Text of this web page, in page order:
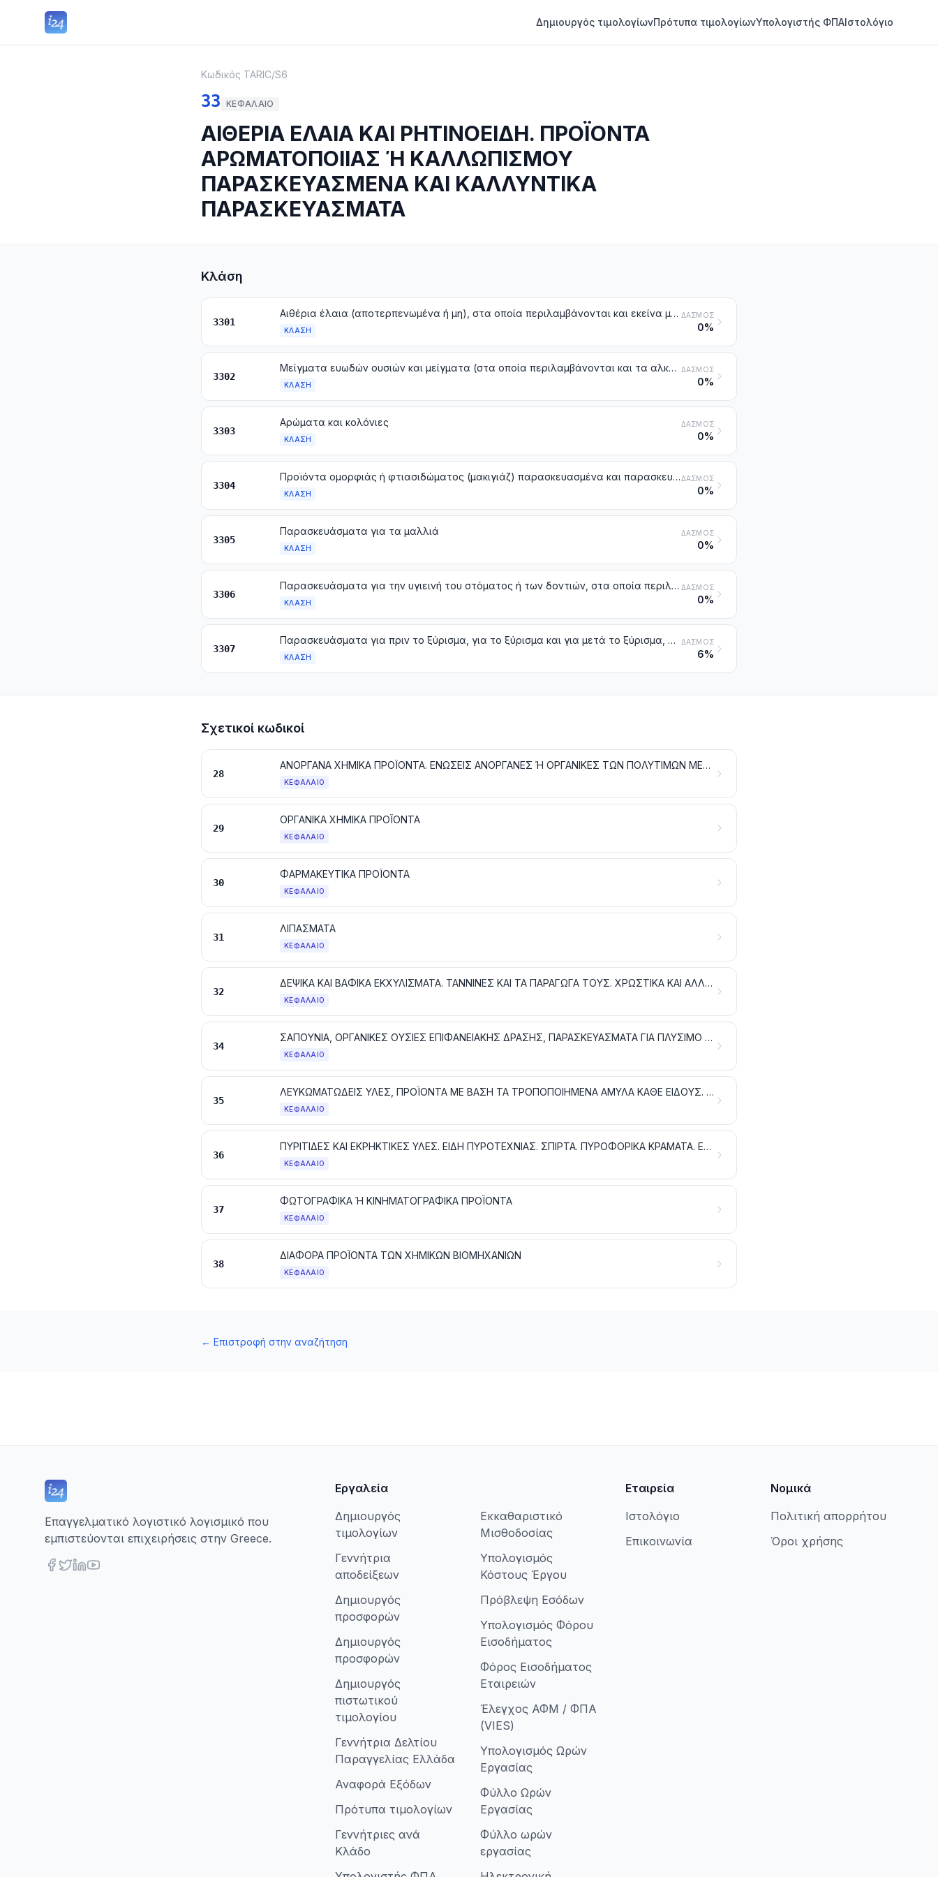
Δημιουργός τιμολογίωνΠρότυπα τιμολογίωνΥπολογιστής ΦΠΑΙστολόγιο
Κωδικός TARIC/S6
33 ΚΕΦΆΛΑΙΟ
ΑΙΘΕΡΙΑ ΕΛΑΙΑ ΚΑΙ ΡΗΤΙΝΟΕΙΔΗ. ΠΡΟΪΟΝΤΑ
ΑΡΩΜΑΤΟΠΟΙΙΑΣ Ή ΚΑΛΛΩΠΙΣΜΟΥ
ΠΑΡΑΣΚΕΥΑΣΜΕΝΑ ΚΑΙ ΚΑΛΛΥΝΤΙΚΑ
ΠΑΡΑΣΚΕΥΑΣΜΑΤΑ
Κλάση
3301
Αιθέρια έλαια (αποτερπενωμένα ή μη), στα οποία περιλαμβάνονται και εκείνα με την ονομασία «πηγμένα» ή «απόλυτα». Ρητινοειδή. Εκχυλίσματα ελαιορητινών. Συμπυκνωμένα διαλύματα αιθερίων ελαίων σε λίπη, σταθερά λάδια, κεριά ή ανάλογες ύλες, που λαμβάνονται με απορρόφηση ή εμπότιση. Τερπενικά υποπροϊόντα, κατάλοιπα της αποτερπένωσης των αιθερίων ελαίων. Αποσταγμένα αρωματικά νερά και υδατικά διαλύματα αιθερίων ελαίων
ΚΛΆΣΗ
ΔΑΣΜΌΣ
0%
3302
Μείγματα ευωδών ουσιών και μείγματα (στα οποία περιλαμβάνονται και τα αλκοολικά διαλύματα) με βάση μία ή περισσότερες από αυτές τις ουσίες, των τύπων που χρησιμοποιούνται ως πρώτες ύλες για τη βιομηχανία. Άλλα παρασκευάσματα με βάση ευώδεις ουσίες που χρησιμοποιούνται για την παρασκευή ποτών
ΚΛΆΣΗ
ΔΑΣΜΌΣ
0%
3303
Αρώματα και κολόνιες
ΚΛΆΣΗ
ΔΑΣΜΌΣ
0%
3304
Προϊόντα ομορφιάς ή φτιασιδώματος (μακιγιάζ) παρασκευασμένα και παρασκευάσματα για τη συντήρηση ή τη φροντίδα του δέρματος, άλλα από τα φάρμακα, στα οποία περιλαμβάνονται και τα αντιηλιακά παρασκευάσματα και τα παρασκευάσματα για το μαύρισμα. Παρασκευάσματα για την περιποίηση των νυχιών των χεριών ή των ποδιών
ΚΛΆΣΗ
ΔΑΣΜΌΣ
0%
3305
Παρασκευάσματα για τα μαλλιά
ΚΛΆΣΗ
ΔΑΣΜΌΣ
0%
3306
Παρασκευάσματα για την υγιεινή του στόματος ή των δοντιών, στα οποία περιλαμβάνονται σκόνες και κρέμες για τη διευκόλυνση της στερέωσης των οδοντοστοιχιών. Νήματα που χρησιμοποιούνται για τον καθαρισμό των μεσοδοντίων διαστημάτων (οδοντικά νήματα), σε συσκευασίες λιανικής πώλησης
ΚΛΆΣΗ
ΔΑΣΜΌΣ
0%
3307
Παρασκευάσματα για πριν το ξύρισμα, για το ξύρισμα και για μετά το ξύρισμα, αποσμητικά σώματος, παρασκευάσματα για λουτρά, αποτριχωτικά, άλλα προϊόντα αρωματοποιίας ή καλλωπισμού παρασκευασμένα και άλλα καλλυντικά παρασκευάσματα, που δεν κατονομάζονται ούτε περιλαμβάνονται αλλού. Αποσμητικά χώρων, παρασκευασμένα, έστω και μη αρωματισμένα, που έχουν ή όχι απολυμαντικές ιδιότητες
ΚΛΆΣΗ
ΔΑΣΜΌΣ
6%
Σχετικοί κωδικοί
28
ΑΝΟΡΓΑΝΑ ΧΗΜΙΚΑ ΠΡΟΪΟΝΤΑ. ΕΝΩΣΕΙΣ ΑΝΟΡΓΑΝΕΣ Ή ΟΡΓΑΝΙΚΕΣ ΤΩΝ ΠΟΛΥΤΙΜΩΝ ΜΕΤΑΛΛΩΝ, ΤΩΝ ΡΑΔΙΕΝΕΡΓΩΝ ΣΤΟΙΧΕΙΩΝ, ΤΩΝ ΜΕΤΑΛΛΩΝ ΤΩΝ ΣΠΑΝΙΩΝ ΓΑΙΩΝ Ή ΤΩΝ ΙΣΟΤΟΠΩΝ
ΚΕΦΆΛΑΙΟ
29
ΟΡΓΑΝΙΚΑ ΧΗΜΙΚΑ ΠΡΟΪΟΝΤΑ
ΚΕΦΆΛΑΙΟ
30
ΦΑΡΜΑΚΕΥΤΙΚΑ ΠΡΟΪΟΝΤΑ
ΚΕΦΆΛΑΙΟ
31
ΛΙΠΑΣΜΑΤΑ
ΚΕΦΆΛΑΙΟ
32
ΔΕΨΙΚΑ ΚΑΙ ΒΑΦΙΚΑ ΕΚΧΥΛΙΣΜΑΤΑ. ΤΑΝΝΙΝΕΣ ΚΑΙ ΤΑ ΠΑΡΑΓΩΓΑ ΤΟΥΣ. ΧΡΩΣΤΙΚΑ ΚΑΙ ΑΛΛΕΣ ΧΡΩΣΤΙΚΕΣ ΥΛΕΣ, ΧΡΩΜΑΤΑ ΕΠΙΧΡΙΣΗΣ ΚΑΙ ΒΕΡΝΙΚΙΑ. ΜΑΣΤΙΧΕΣ (ΣΤΟΚΟΙ). ΜΕΛΑΝΙΑ
ΚΕΦΆΛΑΙΟ
34
ΣΑΠΟΥΝΙΑ, ΟΡΓΑΝΙΚΕΣ ΟΥΣΙΕΣ ΕΠΙΦΑΝΕΙΑΚΗΣ ΔΡΑΣΗΣ, ΠΑΡΑΣΚΕΥΑΣΜΑΤΑ ΓΙΑ ΠΛΥΣΙΜΟ (ΑΛΙΣΙΒΕΣ), ΠΑΡΑΣΚΕΥΑΣΜΑΤΑ ΛΙΠΑΝΤΙΚΑ, ΚΕΡΙΑ ΤΕΧΝΗΤΑ, ΚΕΡΙΑ ΠΑΡΑΣΚΕΥΑΣΜΕΝΑ, ΠΡΟΪΟΝΤΑ ΣΥΝΤΗΡΗΣΗΣ, ΚΕΡΙΑ ΚΑΙ ΠΑΡΟΜΟΙΑ ΕΙΔΗ, ΠΑΣΤΕΣ ΓΙΑ ΠΡΟΠΛΑΣΜΑΤΑ, «ΚΕΡΙΑ ΓΙΑ ΤΗΝ ΟΔΟΝΤΟΤΕΧΝΙΚΗ» ΚΑΙ ΣΥΝΘΕΣΕΙΣ ΓΙΑ ΤΗΝ ΟΔΟΝΤΟΤΕΧΝΙΚΗ ΜΕ ΒΑΣΗ ΤΟΝ ΓΥΨΟ
ΚΕΦΆΛΑΙΟ
35
ΛΕΥΚΩΜΑΤΩΔΕΙΣ ΥΛΕΣ, ΠΡΟΪΟΝΤΑ ΜΕ ΒΑΣΗ ΤΑ ΤΡΟΠΟΠΟΙΗΜΕΝΑ ΑΜΥΛΑ ΚΑΘΕ ΕΙΔΟΥΣ. ΚΟΛΛΕΣ. ΕΝΖΥΜΑ
ΚΕΦΆΛΑΙΟ
36
ΠΥΡΙΤΙΔΕΣ ΚΑΙ ΕΚΡΗΚΤΙΚΕΣ ΥΛΕΣ. ΕΙΔΗ ΠΥΡΟΤΕΧΝΙΑΣ. ΣΠΙΡΤΑ. ΠΥΡΟΦΟΡΙΚΑ ΚΡΑΜΑΤΑ. ΕΥΦΛΕΚΤΕΣ ΥΛΕΣ
ΚΕΦΆΛΑΙΟ
37
ΦΩΤΟΓΡΑΦΙΚΑ Ή ΚΙΝΗΜΑΤΟΓΡΑΦΙΚΑ ΠΡΟΪΟΝΤΑ
ΚΕΦΆΛΑΙΟ
38
ΔΙΑΦΟΡΑ ΠΡΟΪΟΝΤΑ ΤΩΝ ΧΗΜΙΚΩΝ ΒΙΟΜΗΧΑΝΙΩΝ
ΚΕΦΆΛΑΙΟ
← Επιστροφή στην αναζήτηση
Επαγγελματικό λογιστικό λογισμικό που
εμπιστεύονται επιχειρήσεις στην Greece.
Εργαλεία
Δημιουργός
τιμολογίων
Γεννήτρια
αποδείξεων
Δημιουργός
προσφορών
Δημιουργός
προσφορών
Δημιουργός
πιστωτικού
τιμολογίου
Γεννήτρια Δελτίου
Παραγγελίας Ελλάδα
Αναφορά Εξόδων
Πρότυπα τιμολογίων
Γεννήτριες ανά
Κλάδο
Εκκαθαριστικό
Μισθοδοσίας
Υπολογισμός
Κόστους Έργου
Πρόβλεψη Εσόδων
Υπολογισμός Φόρου
Εισοδήματος
Φόρος Εισοδήματος
Εταιρειών
Έλεγχος ΑΦΜ / ΦΠΑ
(VIES)
Υπολογισμός Ωρών
Εργασίας
Φύλλο Ωρών
Εργασίας
Φύλλο ωρών
εργασίας
Εταιρεία
Ιστολόγιο
Επικοινωνία
Νομικά
Πολιτική απορρήτου
Όροι χρήσης